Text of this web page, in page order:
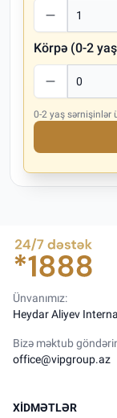
Körpə (0-2
0-2 yaş sərnişinlər
Ünvanımız:
Heydar Aliyev
Bizə məktub
office@vipgroup.az
XIDMƏTLƏR